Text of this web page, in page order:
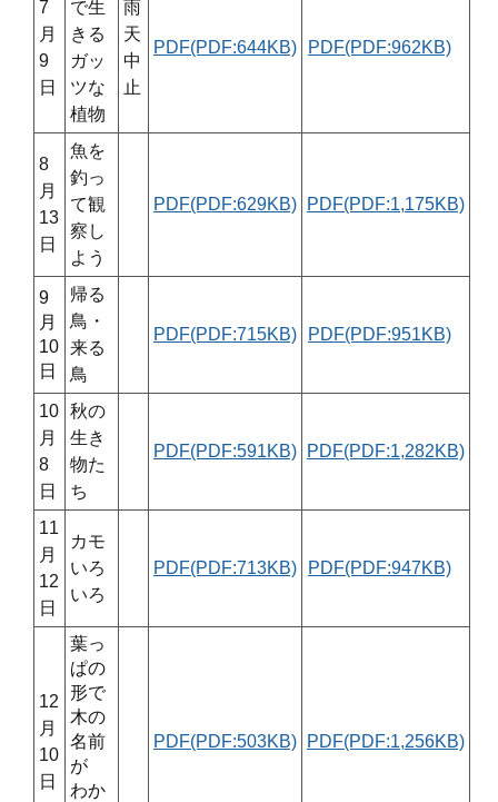
7
月
9
日
で生
きる
ガッ
ツな
植物
雨
天
中
止
PDF(PDF:644KB) PDF(PDF:962KB)
8
月
13
日
魚を
釣っ
て観
察し
よう
PDF(PDF:629KB) PDF(PDF:1,175KB)
9
月
10
日
帰る
鳥・
来る
鳥
PDF(PDF:715KB) PDF(PDF:951KB)
10
月
8
日
秋の
生き
物た
ち
PDF(PDF:591KB) PDF(PDF:1,282KB)
11
月
12
日
カモ
いろ
いろ
PDF(PDF:713KB) PDF(PDF:947KB)
12
月
10
日
葉っ
ぱの
形で
木の
名前
が
わか
PDF(PDF:503KB) PDF(PDF:1,256KB)